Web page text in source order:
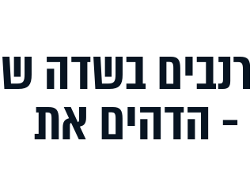
בשדה
- הדהים את